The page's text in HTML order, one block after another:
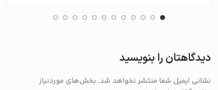
دیدگاهتان را بنویسید
نشانی ایمیل شما منتشر نخواهد شد. بخش‌های موردنیاز